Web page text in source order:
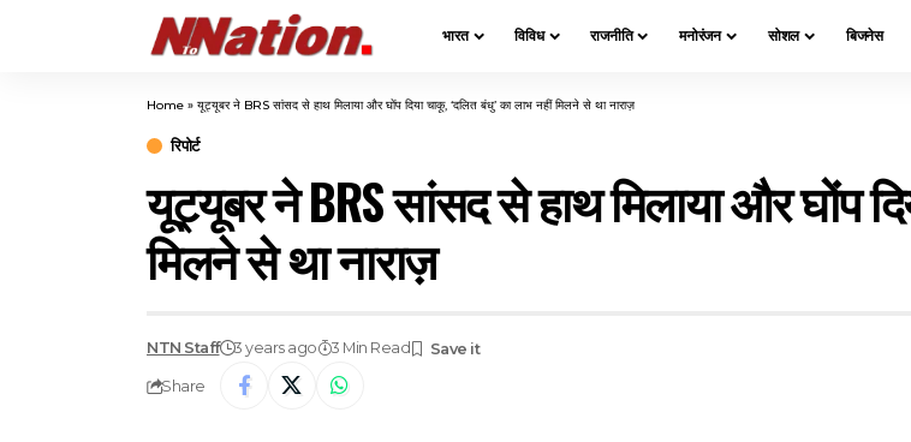
भारत विविध राजनीति मनोरंजन सोशल बिजनेस
Home » यूट्यूबर ने BRS सांसद से हाथ मिलाया और घोंप दिया चाकू, ‘दलित बंधु’ का लाभ नहीं मिलने से था नाराज़
रिपोर्ट
यूट्यूबर ने BRS सांसद से हाथ मिलाया और घोंप
मिलने से था नाराज़
NTN Staff 3 years ago 3 Min Read
Share